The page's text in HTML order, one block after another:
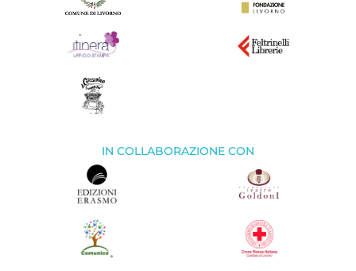
IN COLLABORAZIONE CON